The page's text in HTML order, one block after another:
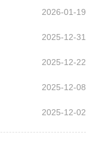
2026-01-19
2025-12-31
2025-12-22
2025-12-08
2025-12-02